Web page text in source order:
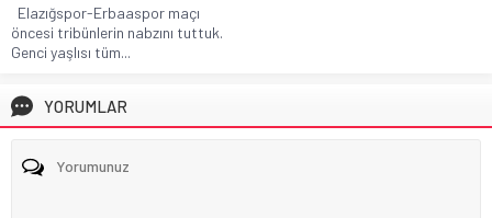
Elazığspor-Erbaaspor maçı
öncesi tribünlerin nabzını tuttuk.
Genci yaşlısı tüm...
YORUMLAR